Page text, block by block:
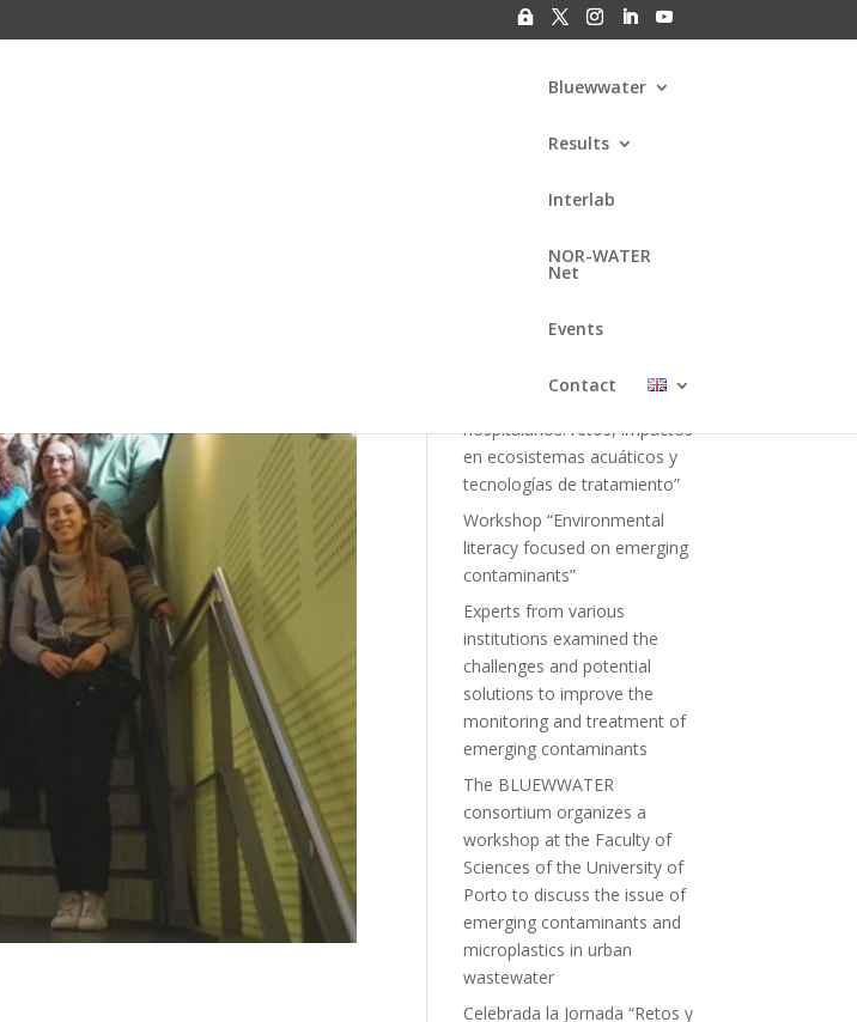
Bluewwater
Results
Interlab
NOR-WATER
Net
Events
Contact
recientes
Webinar “Gestión de residuos
hospitalarios: retos, impactos
en ecosistemas acuáticos y
tecnologías de tratamiento”
Workshop “Environmental
literacy focused on emerging
contaminants”
Experts from various
institutions examined the
challenges and potential
solutions to improve the
monitoring and treatment of
emerging contaminants
The BLUEWWATER
consortium organizes a
workshop at the Faculty of
Sciences of the University of
Porto to discuss the issue of
emerging contaminants and
microplastics in urban
wastewater
Celebrada la Jornada “Retos y